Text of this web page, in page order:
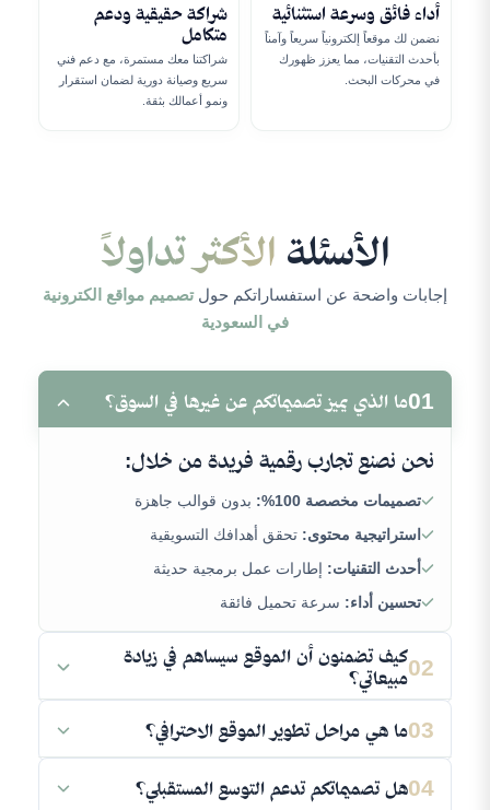
أداء فائق وسرعة استثنائية
نضمن لك موقعاً إلكترونياً سريعاً وآمناً
بأحدث التقنيات، مما يعزز ظهورك
في محركات البحث.
شراكة حقيقية ودعم
متكامل
شراكتنا معك مستمرة، مع دعم فني
سريع وصيانة دورية لضمان استقرار
ونمو أعمالك بثقة.
الأسئلة الأكثر تداولاً
إجابات واضحة عن استفساراتكم حولتصميم مواقع الكترونية
في السعودية
01ما الذي يميز تصميماتكم عن غيرها في السوق؟
نحن نصنع تجارب رقمية فريدة من خلال:
تصميمات مخصصة 100%:
بدون قوالب جاهزة
استراتيجية محتوى: تحقق أهدافك التسويقية
أحدث التقنيات: إطارات عمل برمجية حديثة
تحسين أداء: سرعة تحميل فائقة
02كيف تضمنون أن الموقع سيساهم في زيادة
مبيعاتي؟
نهجنا التجاري يعتمد على:
دراسة العملاء:تحديد مسارات الشراء
واجهات تحويل:تدفع الزائر للشراء
03ما هي مراحل تطوير الموقع الاحترافي؟
منهجية علمية تضمن الجودة:
04هل تصميماتكم تدعم التوسع المستقبلي؟